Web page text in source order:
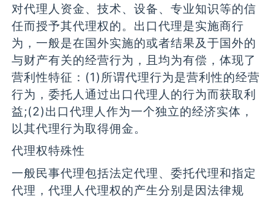
对代理人资金、技术、设备、专业知识等的信
任而授予其代理权的。出口代理是实施商行
为，一般是在国外实施的或者结果及于国外的
与财产有关的经营行为，且均为有偿，体现了
营利性特征：(1)所谓代理行为是营利性的经营
行为，委托人通过出口代理人的行为而获取利
益;(2)出口代理人作为一个独立的经济实体，
以其代理行为取得佣金。
代理权特殊性
一般民事代理包括法定代理、委托代理和指定
代理，代理人代理权的产生分别是因法律规